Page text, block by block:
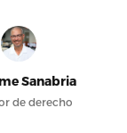
Sanabria
de derecho